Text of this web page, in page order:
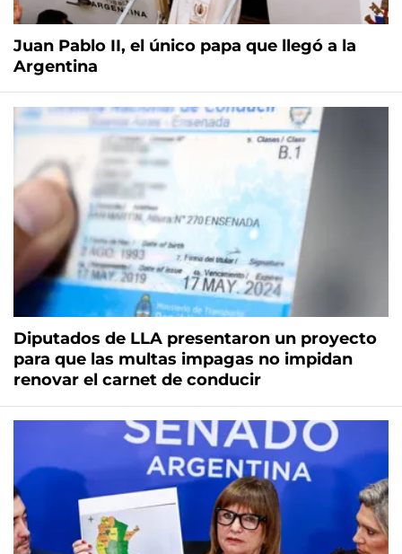
Juan Pablo II, el único papa que llegó a la
Argentina
Diputados de LLA presentaron un proyecto
para que las multas impagas no impidan
renovar el carnet de conducir